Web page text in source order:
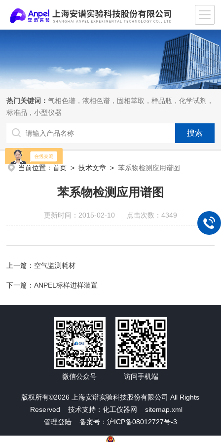
热门关键词：气相色谱，液相色谱，固相萃取，样品瓶，化学试剂，
标准品，小型仪器
当前位置：首页 >技术文章 >苯系物检测应用谱图
苯系物检测应用谱图
更新时间：2015-02-10 点击次数：4349
上一篇： 空气监测耗材
下一篇：ANPEL标样进样装置
版权所有©2026 上海安谱实验科技股份有限公司 All Rights
Reserved 技术支持：化工仪器网
sitemap.xml
管理登陆
备案号：沪ICP备08012727号-3
微信公众号 访问手机端